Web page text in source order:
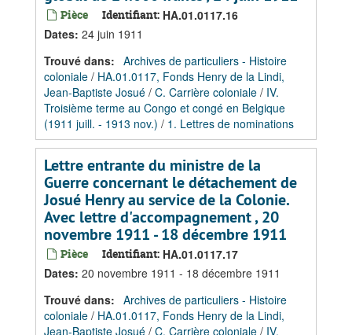
Pièce Identifiant: HA.01.0117.16
Dates: 24 juin 1911
Trouvé dans: Archives de particuliers - Histoire
coloniale / HA.01.0117, Fonds Henry de la Lindi,
Jean-Baptiste Josué / C. Carrière coloniale / IV.
Troisième terme au Congo et congé en Belgique
(1911 juill. - 1913 nov.) / 1. Lettres de nominations
Lettre entrante du ministre de la
Guerre concernant le détachement de
Josué Henry au service de la Colonie.
Avec lettre d'accompagnement , 20
novembre 1911 - 18 décembre 1911
Pièce Identifiant: HA.01.0117.17
Dates: 20 novembre 1911 - 18 décembre 1911
Trouvé dans: Archives de particuliers - Histoire
coloniale / HA.01.0117, Fonds Henry de la Lindi,
Jean-Baptiste Josué / C. Carrière coloniale / IV.